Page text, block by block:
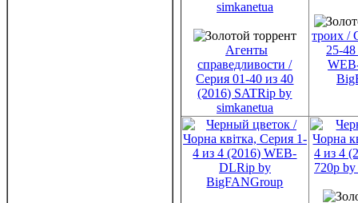
Агенты
справедливости /
Серия 01-40 из 40
(2016) SATRip by
simkanetua
троих /
25-